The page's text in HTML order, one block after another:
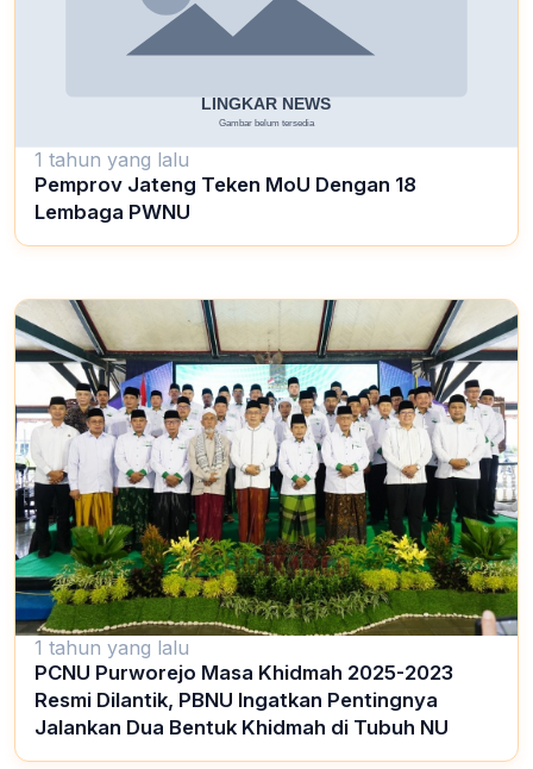
1 tahun yang lalu
Pemprov Jateng Teken MoU Dengan 18
Lembaga PWNU
1 tahun yang lalu
PCNU Purworejo Masa Khidmah 2025-2023
Resmi Dilantik, PBNU Ingatkan Pentingnya
Jalankan Dua Bentuk Khidmah di Tubuh NU